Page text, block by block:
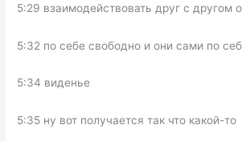
5:29 взаимодействовать друг с другом
5:32 по себе свободно и они сами по
5:34 виденье
5:35 ну вот получается так что какой-то